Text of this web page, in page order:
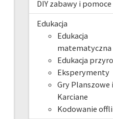
DIY zabawy i pomoce
Edukacja
Edukacja
matematyczna
Edukacja
Eksperymenty
Gry Planszowe i
Karciane
Kodowanie